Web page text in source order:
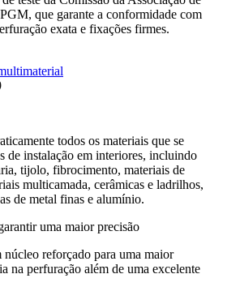
que garante a conformidade com
exata e fixações firmes.
todos os materiais que se
de instalação em interiores, incluindo
tijolo, fibrocimento, materiais de
multicamada, cerâmicas e ladrilhos,
de metal finas e alumínio.
uma maior precisão
reforçado para uma maior
na perfuração além de uma excelente